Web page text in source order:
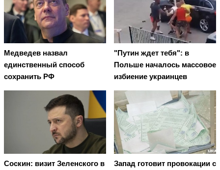
Медведев назвал
единственный способ
сохранить РФ
"Путин ждет тебя": в
Польше началось массовое
избиение украинцев
Соскин: визит Зеленского в Запад готовит провокации с